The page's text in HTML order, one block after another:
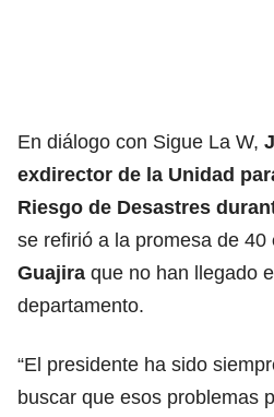
En diálogo con Sigue La W,
exdirector de la Unidad
Riesgo de Desastres
se refirió a la promesa de 40
Guajira que no han llegado
departamento.
“El presidente ha sido
buscar que esos problemas